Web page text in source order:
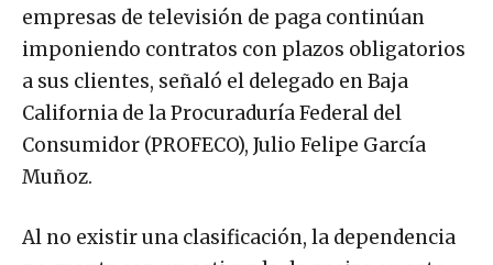
empresas de televisión de paga continúan
imponiendo contratos con plazos obligatorios
a sus clientes, señaló el delegado en Baja
California de la Procuraduría Federal del
Consumidor (PROFECO), Julio Felipe García
Muñoz.
Al no existir una clasificación, la dependencia